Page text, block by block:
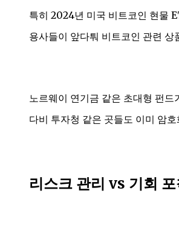
특히 2024년 미국 비트코인 현물
용사들이 앞다퉈 비트코인 관련 상
노르웨이 연기금 같은 초대형 펀
다비 투자청 같은 곳들도 이미 암
리스크 관리 vs 기회